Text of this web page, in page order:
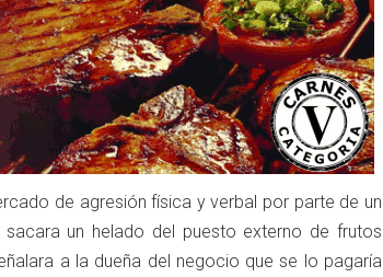
de agresión física y verbal por parte de un
un helado del puesto externo de frutos
a la dueña del negocio que se lo pagaría